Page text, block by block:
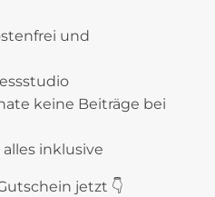
und
keine Beiträge bei
inklusive
jetzt 👇